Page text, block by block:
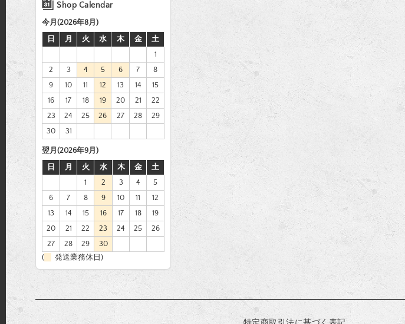
Shop Calendar
今月(2026年8月)
日
月 火 水 木 金
土
1
2
3 4 5 6 7
8
9
10 11 12 13 14
15
16
17 18 19 20 21
22
23
24 25 26 27 28
29
30
31
翌月(2026年9月)
日
月 火 水 木 金
土
1
2 3 4
5
6
7 8 9 10 11
12
13
14 15 16 17 18
19
20
21 22 23 24 25
26
27
28 29
30
(
発送業務休日)